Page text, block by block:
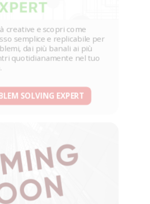
creative e scopri come
semplice e replicabile per
dai più banali ai più
quotidianamente nel tuo
SOLVING EXPERT